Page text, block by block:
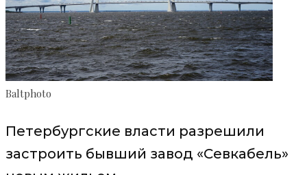
Baltphoto
Петербургские власти разрешили
застроить бывший завод «Севкабель»